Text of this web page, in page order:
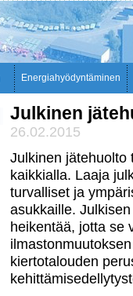
Energiahyödyntäminen
Julkinen
26.02.2015
Julkinen jätehuolto
kaikkialla. Laaja
turvalliset ja
asukkaille.
heikentää, jotta se
kiertotalouden